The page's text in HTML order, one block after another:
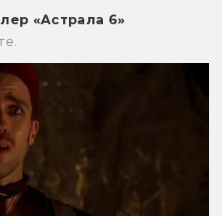
«Астрала 6»